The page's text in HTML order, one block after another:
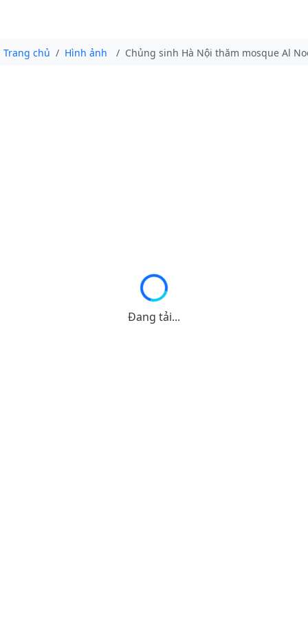
Trang chủ Hình ảnh Chủng sinh Hà Nội thăm mosque Al
Đang tải...